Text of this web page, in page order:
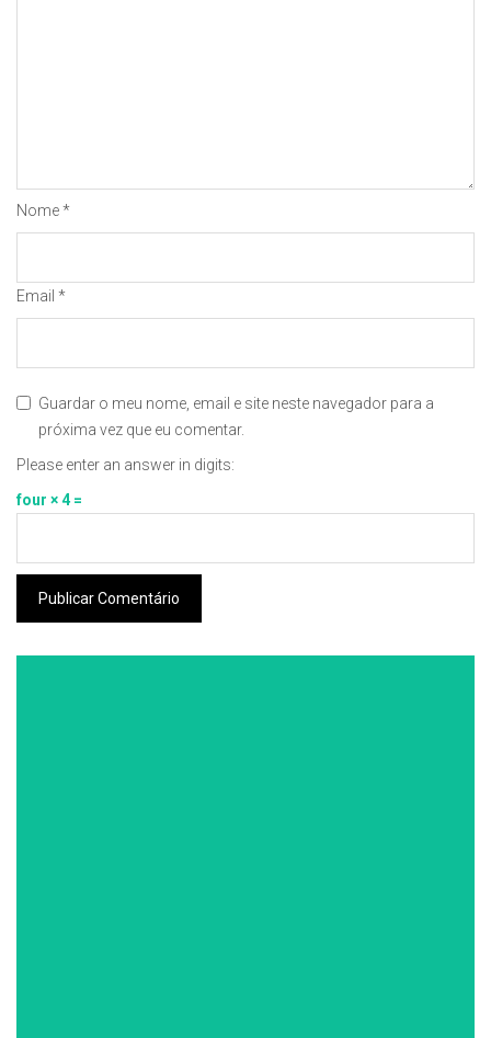
Nome*
Email *
Guardar o meu nome, email e site neste navegador para a
próxima vez que eu comentar.
Please enter an answer in digits:
four × 4 =